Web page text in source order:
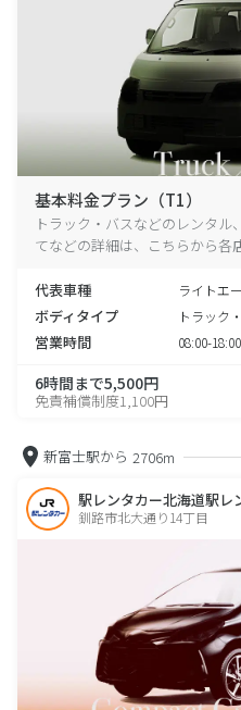
基本料金プラン（T1）
トラック・バスなどのレンタ
てなどの詳細は、こちらから各
代表車種 ライトエ
ボディタイプ トラック
営業時間 08:00-18:00
6時間まで5,500円
免責補償制度1,100円
新富士駅から 2706m
駅レンタカー北海道駅レ
釧路市北大通り14丁目